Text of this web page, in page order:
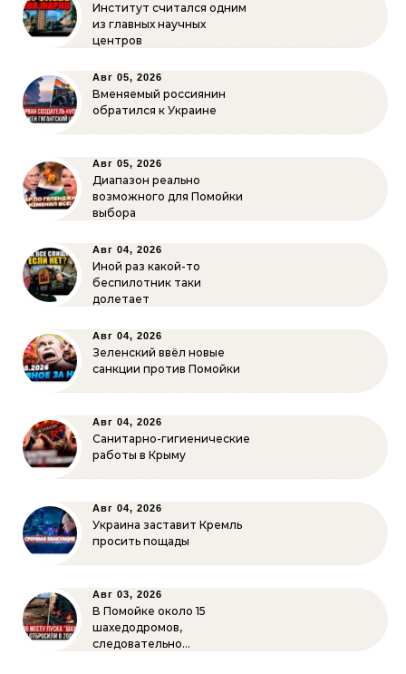
Институт считался одним
из главных научных
центров
Авг 05, 2026
Вменяемый россиянин
обратился к Украине
Авг 05, 2026
Диапазон реально
возможного для Помойки
выбора
Авг 04, 2026
Иной раз какой-то
беспилотник таки
долетает
Авг 04, 2026
Зеленский ввёл новые
санкции против Помойки
Авг 04, 2026
Санитарно-гигиенические
работы в Крыму
Авг 04, 2026
Украина заставит Кремль
просить пощады
Авг 03, 2026
В Помойке около 15
шахедодромов,
следовательно…